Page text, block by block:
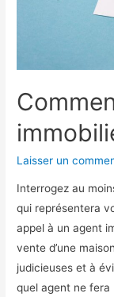
Laisser un
Interrogez au
qui représentera
appel à un agent
vente d’une
judicieuses et à
quel agent ne fera